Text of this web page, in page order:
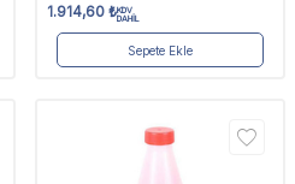
1.914,60 ₺KDV
DAHİL
Sepete Ekle